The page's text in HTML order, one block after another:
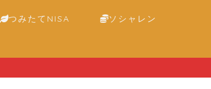
つみたてNISA ソシャレン